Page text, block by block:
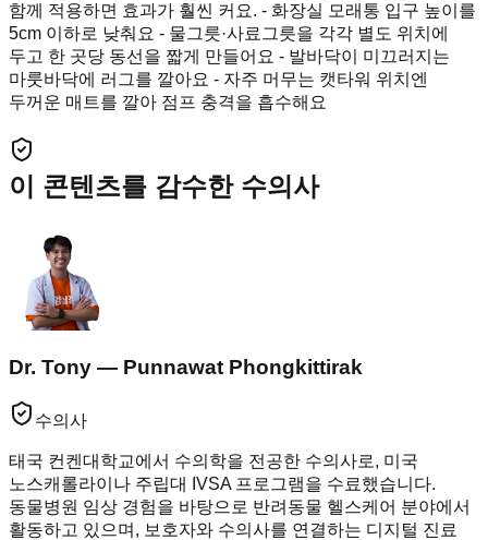
함께 적용하면 효과가 훨씬 커요. - 화장실 모래통 입구 높이를
5cm 이하로 낮춰요 - 물그릇·사료그릇을 각각 별도 위치에
두고 한 곳당 동선을 짧게 만들어요 - 발바닥이 미끄러지는
마룻바닥에 러그를 깔아요 - 자주 머무는 캣타워 위치엔
두꺼운 매트를 깔아 점프 충격을 흡수해요
이 콘텐츠를 감수한 수의사
Dr. Tony — Punnawat Phongkittirak
수의사
태국 컨켄대학교에서 수의학을 전공한 수의사로, 미국
노스캐롤라이나 주립대 IVSA 프로그램을 수료했습니다.
동물병원 임상 경험을 바탕으로 반려동물 헬스케어 분야에서
활동하고 있으며, 보호자와 수의사를 연결하는 디지털 진료